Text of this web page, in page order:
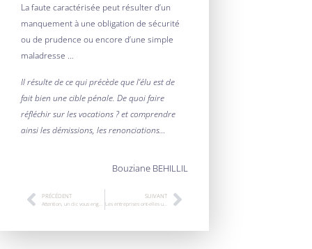
La faute caractérisée peut résulter d’un
manquement à une obligation de sécurité
ou de prudence ou encore d’une simple
maladresse …
Il résulte de ce qui précède que l’élu est de
fait bien une cible pénale. De quoi faire
réfléchir sur les vocations ? et comprendre
ainsi les démissions, les renonciations…
Bouziane BEHILLIL
PRÉCÉDENT
Attention, un clic vous engage !
SUIVANT
Les entreprises ont-elles une âme ?